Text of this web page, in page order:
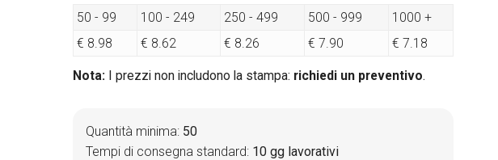
50 - 99 100 - 249 250 - 499 500 - 999
1000 +
€ 8.98
€ 8.62 € 8.26 € 7.90 € 7.18
Nota: I prezzi non includono la stampa: richiedi un preventivo.
Quantità minima: 50
Tempi di consegna standard: 10 gg lavorativi